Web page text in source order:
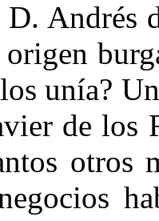
D.
unía?
de los
otros